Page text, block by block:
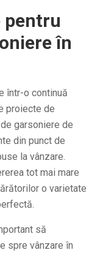
pentru
în
într-o continuă
proiecte de
garsoniere de
din punct de
la vânzare.
tot mai mare
o varietate
să
spre vânzare în